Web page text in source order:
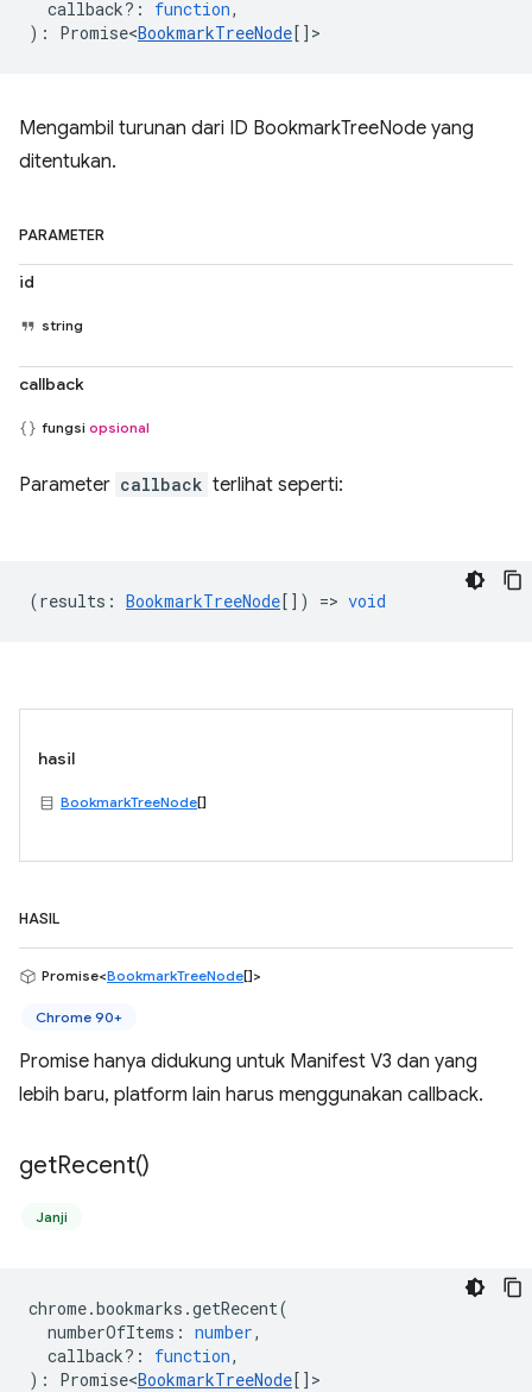
callback? : function,
) : Promise<BookmarkTreeNode[] >
Mengambil turunan dari ID BookmarkTreeNode yang
ditentukan.
PARAMETER
id
string
callback
fungsi opsional
Parameter callback terlihat seperti:
(results : BookmarkTreeNode[]) => void
hasil
BookmarkTreeNode[]
HASIL
Promise<BookmarkTreeNode[]>
Chrome 90+
Promise hanya didukung untuk Manifest V3 dan yang
lebih baru, platform lain harus menggunakan callback.
getRecent()
Janji
chrome.bookmarks .getRecent(
numberOfItems : number,
callback? : function,
) : Promise<BookmarkTreeNode[] >